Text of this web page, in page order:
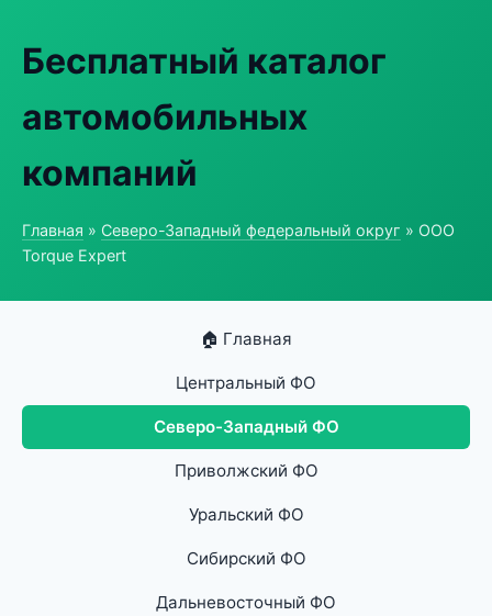
Бесплатный каталог
автомобильных
компаний
Главная » Северо-Западный федеральный округ » ООО
Torque Expert
🏠 Главная
Центральный ФО
Северо-Западный ФО
Приволжский ФО
Уральский ФО
Сибирский ФО
Дальневосточный ФО